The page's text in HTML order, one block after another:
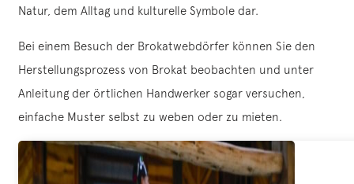
Natur, dem Alltag und kulturelle Symbole dar.
Bei einem Besuch der Brokatwebdörfer können Sie den
Herstellungsprozess von Brokat beobachten und unter
Anleitung der örtlichen Handwerker sogar versuchen,
einfache Muster selbst zu weben oder zu mieten.